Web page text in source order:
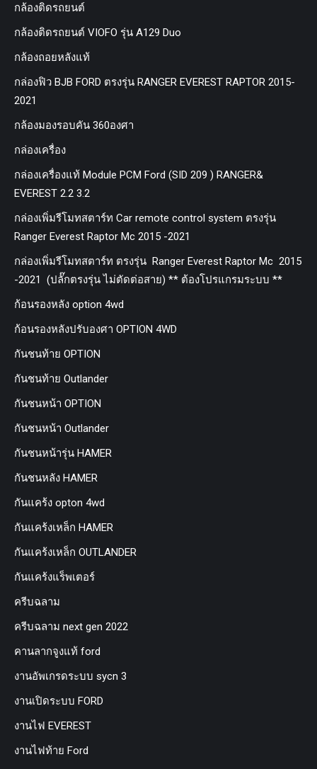
กล้องติดรถยนต์
กล้องติดรถยนต์ VIOFO รุ่น A129 Duo
กล้องถอยหลังแท้
กล่องฟิว BJB FORD ตรงรุ่น RANGER EVEREST RAPTOR 2015-
2021
กล้องมองรอบคัน 360องศา
กล่องเครื่อง
กล่องเครื่องแท้ Module PCM Ford (SID 209 ) RANGER&
EVEREST 2.2 3.2
กล่องเพิ่มรีโมทสตาร์ท Car remote control system ตรงรุ่น
Ranger Everest Raptor Mc 2015 -2021
กล่องเพิ่มรีโมทสตาร์ท ตรงรุ่น Ranger Everest Raptor Mc 2015
-2021 (ปลั๊กตรงรุ่น ไม่ตัดต่อสาย) ** ต้องโปรแกรมระบบ **
ก้อนรองหลัง option 4wd
ก้อนรองหลังปรับองศา OPTION 4WD
กันชนท้าย OPTION
กันชนท้าย Outlander
กันชนหน้า OPTION
กันชนหน้า Outlander
กันชนหน้ารุ่น HAMER
กันชนหลัง HAMER
กันแคร้ง opton 4wd
กันแคร้งเหล็ก HAMER
กันแคร้งเหล็ก OUTLANDER
กันแคร้งแร็พเตอร์
ครีบฉลาม
ครีบฉลาม next gen 2022
คานลากจูงแท้ ford
งานอัพเกรดระบบ sycn 3
งานเปิดระบบ FORD
งานไฟ EVEREST
งานไฟท้าย Ford